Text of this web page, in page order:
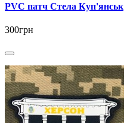
PVC патч Стела Куп'янськ
300грн